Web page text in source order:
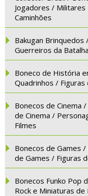
Jogadores /
Caminhões
Bakugan Brinquedos
Guerreiros da Batalha
Boneco de História
Quadrinhos / Figuras
Bonecos de Cinema
de Cinema /
Filmes
Bonecos de Games /
de Games / Figuras
Bonecos Funko Pop
Rock e Miniaturas de